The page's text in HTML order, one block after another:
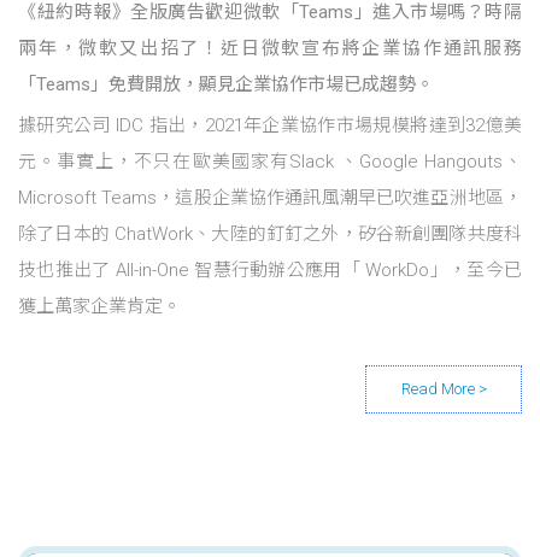
《紐約時報》全版廣告歡迎微軟「Teams」進入市場嗎？時隔
兩年，微軟又出招了！近日微軟宣布將企業協作通訊服務
「Teams」免費開放，顯見企業協作市場已成趨勢。
據研究公司 IDC 指出，2021年企業協作市場規模將達到32億美
元。事實上，不只在歐美國家有Slack 、Google Hangouts、
Microsoft Teams，這股企業協作通訊風潮早已吹進亞洲地區，
除了日本的 ChatWork、大陸的釘釘之外，矽谷新創團隊共度科
技也推出了 All-in-One 智慧行動辦公應用「 WorkDo」，至今已
獲上萬家企業肯定。